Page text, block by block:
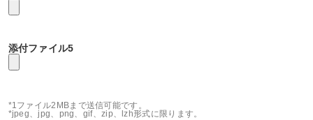
添付ファイル5
*1ファイル2MBまで送信可能です。
*jpeg、jpg、png、gif、zip、lzh形式に限ります。